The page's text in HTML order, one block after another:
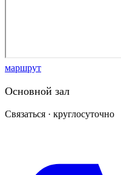
маршрут
Основной зал
Связаться · круглосуточно